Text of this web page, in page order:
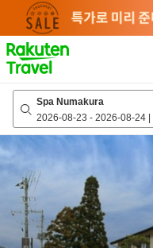
page
Spa Numakura
2026-08-23 - 2026-08-24 |